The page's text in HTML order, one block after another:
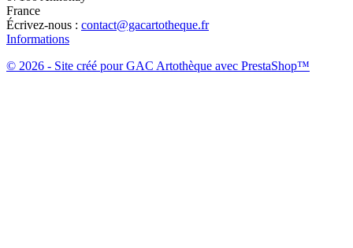
France
Écrivez-nous : contact@gacartotheque.fr
Informations
© 2026 - Site créé pour GAC Artothèque avec PrestaShop™